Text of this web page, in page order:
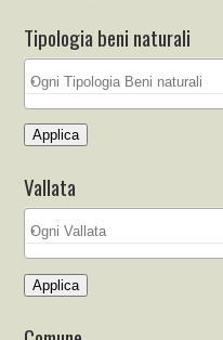
Tipologia beni naturali
Applica
Vallata
Applica